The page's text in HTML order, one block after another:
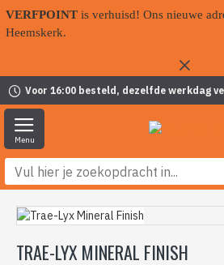
VERFPOINT is verhuisd! Ons nieuwe
Heemskerk.
Voor 16:00 besteld, dezelfde werkdag
TRAE-LYX MINERAL FINISH